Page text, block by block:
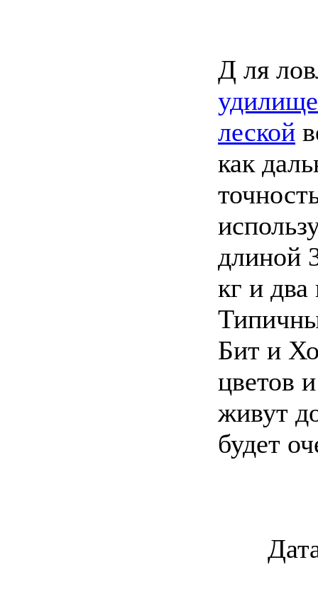
Д ля
удилище
леской
как
длиной
кг и два
Бит и
цветов
живут
будет